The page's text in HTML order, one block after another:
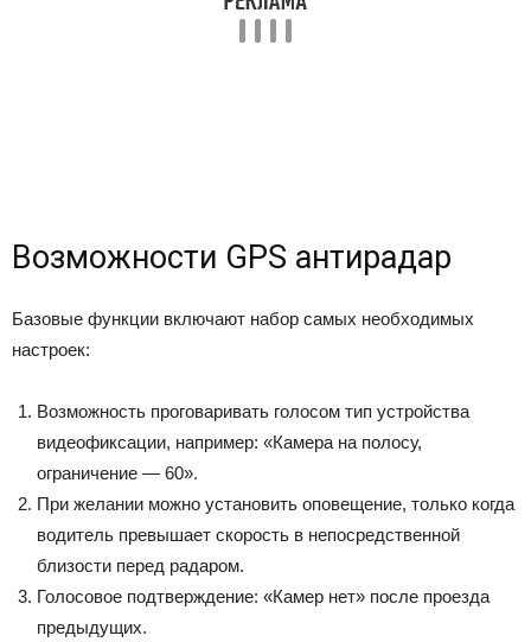
Возможности GPS антирадар
Базовые функции включают набор самых необходимых
настроек:
Возможность проговаривать голосом тип устройства
видеофиксации, например: «Камера на полосу,
ограничение — 60».
При желании можно установить оповещение, только когда
водитель превышает скорость в непосредственной
близости перед радаром.
Голосовое подтверждение: «Камер нет» после проезда
предыдущих.